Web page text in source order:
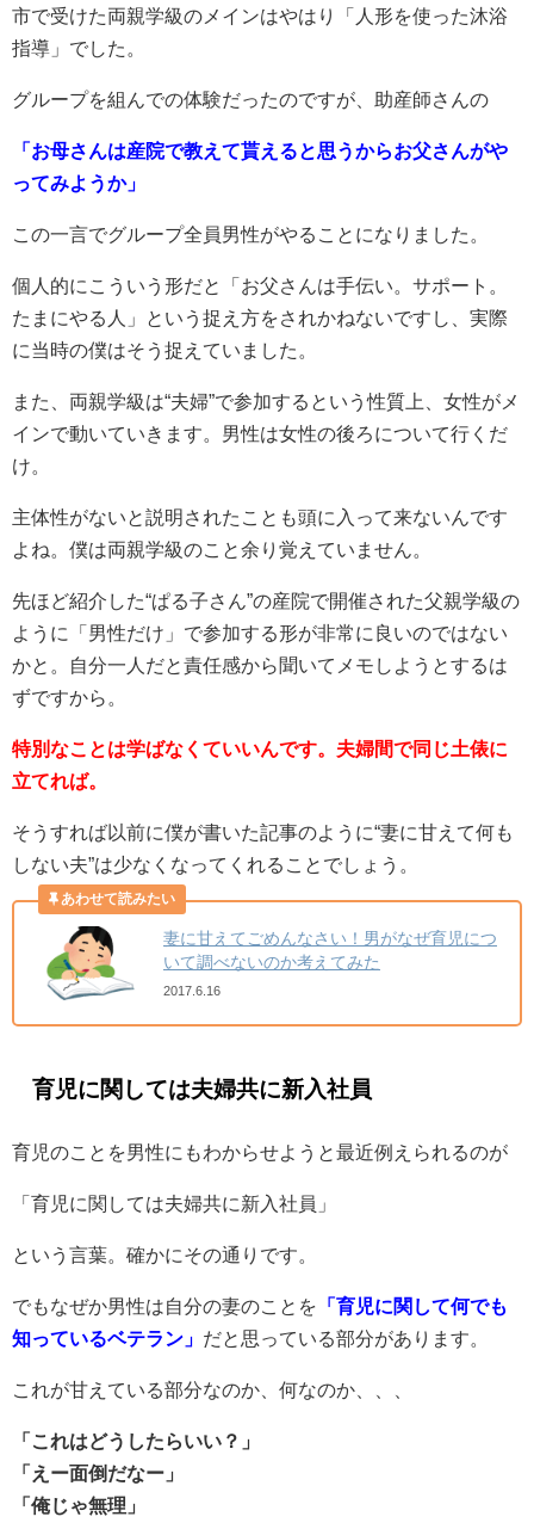
市で受けた両親学級のメインはやはり「人形を使った沐浴
指導」でした。
グループを組んでの体験だったのですが、助産師さんの
「お母さんは産院で教えて貰えると思うからお父さんがや
ってみようか」
この一言でグループ全員男性がやることになりました。
個人的にこういう形だと
「お父さんは手伝い。サポート。
たまにやる人」
という捉え方をされかねないですし、実際
に当時の僕はそう捉えていました。
また、両親学級は“夫婦”で参加するという性質上、女性がメ
インで動いていきます。男性は女性の後ろについて行くだ
け。
主体性がないと説明されたことも頭に入って来ないんです
よね。僕は両親学級のこと余り覚えていません。
先ほど紹介した“ぱる子さん”の産院で開催された父親学級の
ように
「男性だけ」で参加する形が非常に良いのではない
かと。
自分一人だと責任感から聞いてメモしようとするは
ずですから。
特別なことは学ばなくていいんです。夫婦間で同じ土俵に
立てれば。
そうすれば以前に僕が書いた記事のように“妻に甘えて何も
しない夫”は少なくなってくれることでしょう。
妻に甘えてごめんなさい！男がなぜ育児につ
いて調べないのか考えてみた
2017.6.16
育児に関しては夫婦共に新入社員
育児のことを男性にもわからせようと最近例えられるのが
「育児に関しては夫婦共に新入社員」
という言葉。確かにその通りです。
でもなぜか男性は自分の妻のことを 「育児に関して何でも
知っているベテラン」 だと思っている部分があります。
これが甘えている部分なのか、何なのか、、、
「これはどうしたらいい？」
「えー面倒だなー」
「俺じゃ無理」